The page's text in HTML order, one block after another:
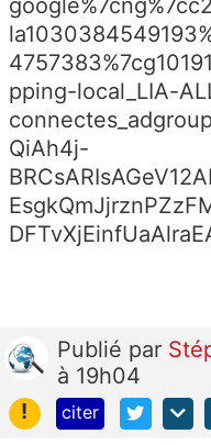
pping-local_LIA-
QiAh4j-
Publié par
à 19h04
!
citer